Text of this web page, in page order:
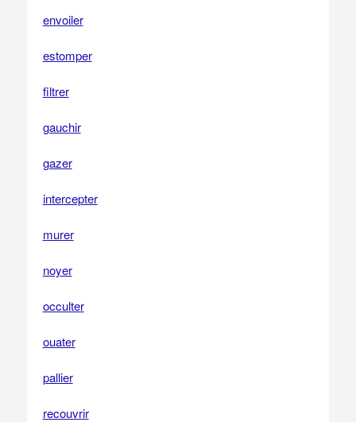
envoiler
estomper
filtrer
gauchir
gazer
intercepter
murer
noyer
occulter
ouater
pallier
recouvrir